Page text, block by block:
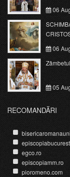
06
06
05
RECOMANDĂRI
egco.ro
episcopiamm.ro
pioromeno.com